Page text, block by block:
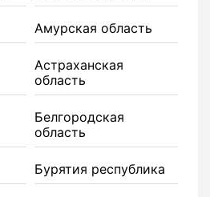
Амурская область
Астраханская
область
Белгородская
область
Бурятия республика